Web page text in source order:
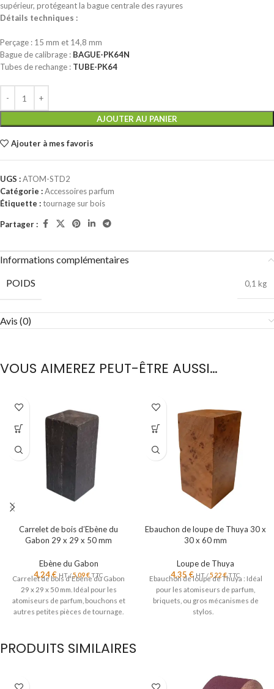
supérieur, protégeant la bague centrale des rayures
Détails techniques :
Perçage : 15 mm et 14,8 mm
Bague de calibrage : BAGUE-PK64N
Tubes de rechange : TUBE-PK64
AJOUTER AU PANIER
Ajouter à mes favoris
UGS :ATOM-STD2
Catégorie :Accessoires parfum
Étiquette :tournage sur bois
Partager :
Informations complémentaires
POIDS
0,1 kg
Avis (0)
VOUS AIMEREZ PEUT-ÊTRE AUSSI…
Carrelet de bois d’Ebène du
Gabon 29 x 29 x 50 mm
Ebène du Gabon
4,24€ HT /5,09€TTC
Carrelet de bois d'Ebène du Gabon
29 x 29 x 50 mm. Idéal pour les
atomiseurs de parfum, bouchons et
autres petites pièces de tournage.
Ebauchon de loupe de Thuya 30 x
30 x 60 mm
Loupe de Thuya
4,35 € HT /5,22€TTC
Ebauchon de loupe de Thuya : Idéal
pour les atomiseurs de parfum,
briquets, ou gros mécanismes de
stylos.
PRODUITS SIMILAIRES